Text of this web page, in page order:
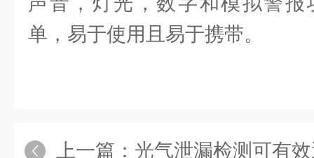
单，易于使用且易于携带。
上一篇： 光气泄漏检测可有效避